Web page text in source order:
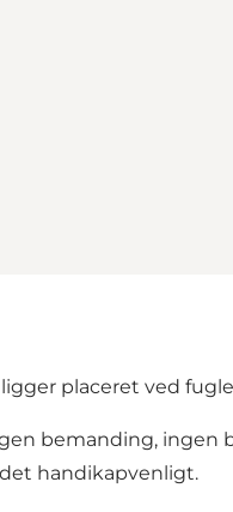
placeret ved
bemanding, ingen
handikapvenligt.